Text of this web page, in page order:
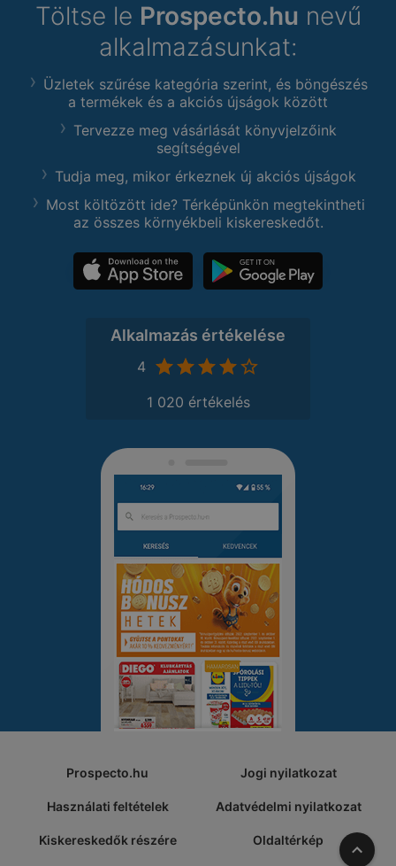
Töltse le Prospecto.hu nevű
alkalmazásunkat:
Üzletek szűrése kategória szerint, és böngészés
a termékek és a akciós újságok között
Tervezze meg vásárlását könyvjelzőink
segítségével
Tudja meg, mikor érkeznek új akciós újságok
Most költözött ide? Térképünkön megtekintheti
az összes környékbeli kiskereskedőt.
Alkalmazás értékelése
4
1 020 értékelés
Prospecto.hu Jogi nyilatkozat
Használati feltételek Adatvédelmi nyilatkozat
Kiskereskedők részére Oldaltérkép A